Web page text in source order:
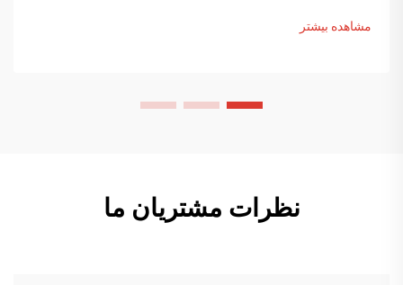
می‌دهد. اطلاعات بیشتر.
مشاهده بیشتر
نظرات مشتریان ما